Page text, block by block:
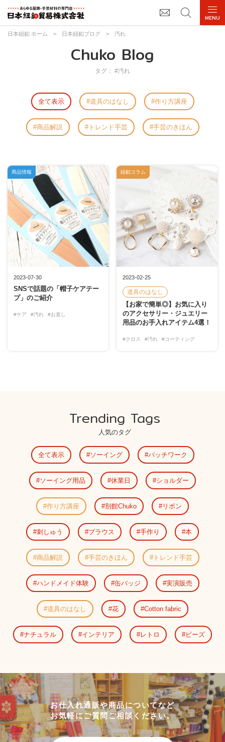
日本紐釦 ホーム > 日本紐釦ブログ > 汚れ
Chuko Blog
タグ： #汚れ
全て表示 道具のはなし 作り方講座
商品解説 トレンド手芸 手芸のきほん
2023-07-30
SNSで話題の「帽子ケアテー
プ」のご紹介
#ケア #汚れ #お直し
商品情報
2023-02-25
道具のはなし
【お家で簡単◎】お気に入り
のアクセサリー・ジュエリー
用品のお手入れアイテム4選！
#クロス #汚れ #コーティング
紐釦コラム
Trending Tags
人気のタグ
全て表示 ソーイング パッチワーク
ソーイング用品 休業日 ショルダー
作り方講座 別館Chuko リボン
刺しゅう ブラウス 手作り 本
商品解説 手芸のきほん トレンド手芸
ハンドメイド体験 缶バッジ 実演販売
道具のはなし 花 Cotton fabric
ナチュラル インテリア レトロ ビーズ
お仕入れ通販や商品についてなど
お気軽にご質問ご相談ください。